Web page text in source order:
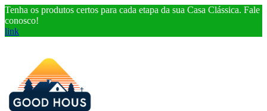
Tenha os produtos certos para cada etapa da sua Casa Clássica. Fale
conosco!
link